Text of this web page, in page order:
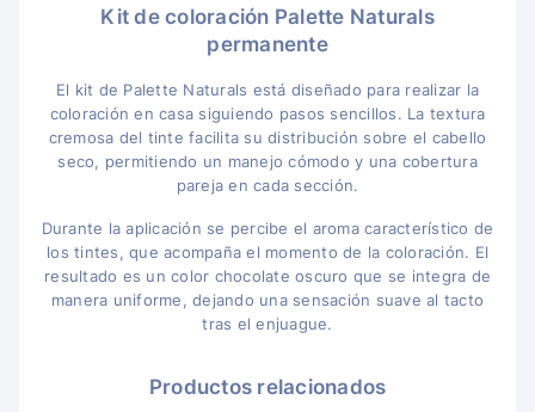
Kit de coloración Palette Naturals
permanente
El kit de Palette Naturals está diseñado para realizar la
coloración en casa siguiendo pasos sencillos. La textura
cremosa del tinte facilita su distribución sobre el cabello
seco, permitiendo un manejo cómodo y una cobertura
pareja en cada sección.
Durante la aplicación se percibe el aroma característico de
los tintes, que acompaña el momento de la coloración. El
resultado es un color chocolate oscuro que se integra de
manera uniforme, dejando una sensación suave al tacto
tras el enjuague.
Productos relacionados